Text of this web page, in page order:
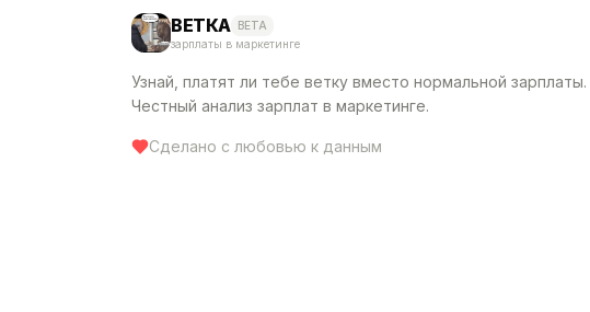
ВЕТКА BETA
зарплаты в маркетинге
Узнай, платят ли тебе ветку вместо нормальной зарплаты.
Честный анализ зарплат в маркетинге.
Сделано с любовью к данным